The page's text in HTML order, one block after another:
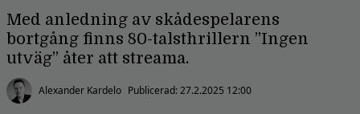
Med anledning av skådespelarens
bortgång finns 80-talsthrillern ”Ingen
utväg” åter att streama.
Alexander Kardelo Publicerad:27.2.2025 12:00